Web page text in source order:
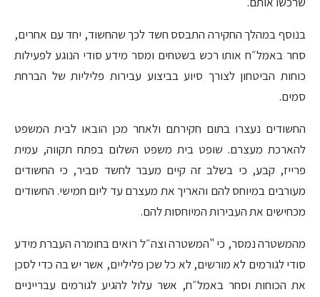
בנוסף במהלך החקירה התבסס חשד לכך שהחשוד, יחד עם אחרים,
סחר באמל״ח אותו רכש בשטחים ומסר מידע סודי הנוגע לפעילות
כוחות הביטחון לצורך סיוע בביצוע עבירות פליליות של הברחת
סמים.
החשודים נעצרו בתום חקירתם ולאחר מכן הובאו לבית המשפט
להארכת מעצרם. שופט בית משפט השלום בפתח תקווה, עמית
פרייז, קבע, כי בשלב זה קיים מעבר לחשד סביר, כי החשודים
מעורבים במיוחס להם והאריך את מעצרם עד ליום חמישי. החשודים
מכחישים את העבירות המיוחסות להם.
מהמשטרה נמסר, כי "המשטרה וצה״ל רואים בחומרה העברת מידע
סודי לגורמים לא מורשים, לא כל שכן פליליים, אשר יש בה כדי לסכן
את הכוחות וסחר באמל״ח, אשר עלול להגיע לגורמים עברייניים